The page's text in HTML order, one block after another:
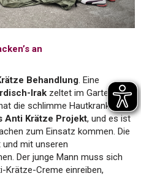
an
Behandlung . Eine
Irak zeltet im Garten
die schlimme Hautkrankheit.
Anti Krätze Projekt, und es ist
zum Einsatz kommen. Die
mit unseren
Der junge Mann muss sich
Krätze-Creme einreiben,